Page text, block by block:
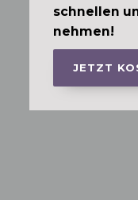
schnellen
nehmen!
JETZT